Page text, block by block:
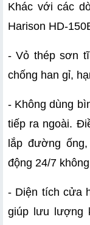
Khác với các
Harison HD-
- Vỏ thép sơn
chống han gỉ,
- Không dùng
tiếp ra ngoài.
lắp đường
động 24/7
- Diện tích cửa
giúp lưu lượng